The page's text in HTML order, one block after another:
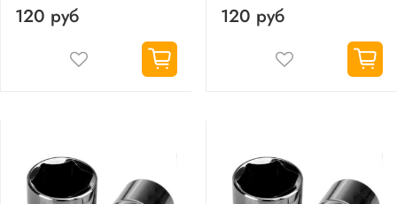
120 руб 120 руб